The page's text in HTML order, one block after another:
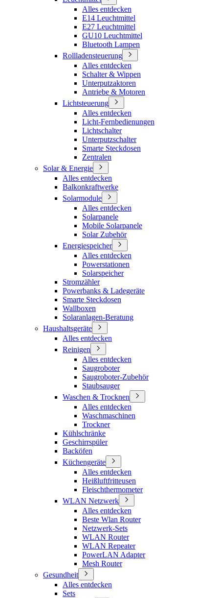
Alles entdecken
E14 Leuchtmittel
E27 Leuchtmittel
GU10 Leuchtmittel
Bluetooth Lampen
Rollladensteuerung
Alles entdecken
Schalter & Wippen
Unterputzaktoren
Antriebe & Motoren
Lichtsteuerung
Alles entdecken
Licht-Fernbedienungen
Lichtschalter
Unterputzschalter
Smarte Steckdosen
Zentralen
Solar & Energie
Alles entdecken
Balkonkraftwerke
Solarmodule
Alles entdecken
Solarpanele
Mobile Solarpanele
Solar Zubehör
Energiespeicher
Alles entdecken
Powerstationen
Solarspeicher
Stromzähler
Powerbanks & Ladegeräte
Smarte Steckdosen
Wallboxen
Solaranlagen-Beratung
Haushaltsgeräte
Alles entdecken
Reinigen
Alles entdecken
Saugroboter
Saugroboter-Zubehör
Staubsauger
Waschen & Trocknen
Alles entdecken
Waschmaschinen
Trockner
Kühlschränke
Geschirrspüler
Backöfen
Küchengeräte
Alles entdecken
Heißluftfritteusen
Fleischthermometer
WLAN Netzwerk
Alles entdecken
Beste Wlan Router
Netzwerk-Sets
WLAN Router
WLAN Repeater
PowerLAN Adapter
Mesh Router
Gesundheit
Alles entdecken
Sets